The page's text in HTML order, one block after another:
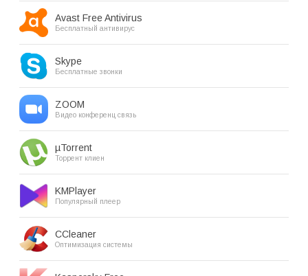
Avast Free Antivirus
Бесплатный антивирус
Skype
Бесплатные звонки
ZOOM
Видео конференц связь
µTorrent
Торрент клиен
KMPlayer
Популярный плеер
CCleaner
Оптимизация системы